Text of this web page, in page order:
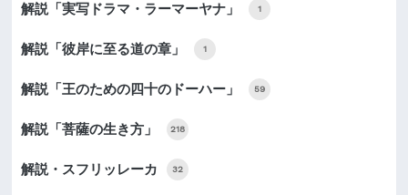
解説「実写ドラマ・ラーマーヤナ」 1
解説「彼岸に至る道の章」 1
解説「王のための四十のドーハー」 59
解説「菩薩の生き方」 218
解説・スフリッレーカ 32